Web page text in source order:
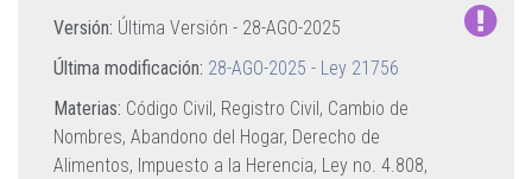
Versión: Última Versión - 28-AGO-2025
Última modificación: 28-AGO-2025 - Ley 21756
Materias: Código Civil, Registro Civil, Cambio de
Nombres, Abandono del Hogar, Derecho de
Alimentos, Impuesto a la Herencia, Ley no. 4.808,